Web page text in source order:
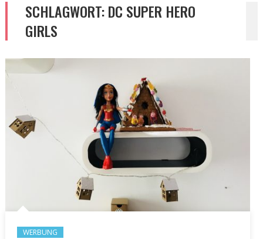
SCHLAGWORT:DC SUPER HERO
GIRLS
WERBUNG